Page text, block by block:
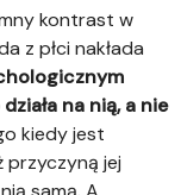
kontrast w
z płci nakłada
na nią, a nie
kiedy jest
przyczyną jej